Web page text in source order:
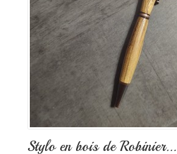
Stylo en bois de Robinier...